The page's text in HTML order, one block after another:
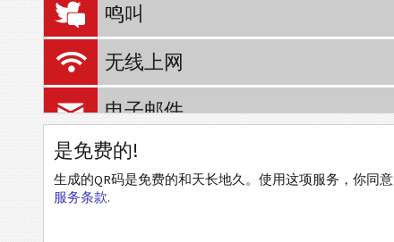
鸣叫
无线上网
电子邮件
事件
电子名片
是免费的!
生成的QR码是免费的和天长地久。使用这项服务，你同意
服务条款.